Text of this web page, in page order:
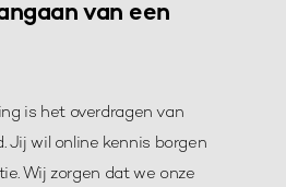
van een
is het overdragen van
Jij wil online kennis borgen
Wij zorgen dat we onze